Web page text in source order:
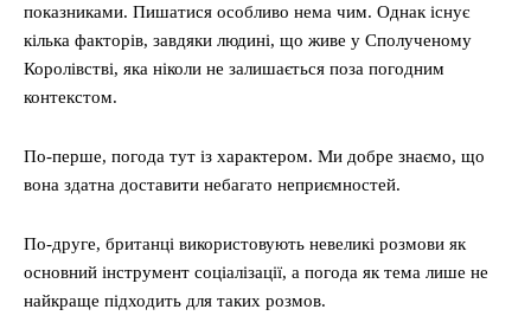
показниками. Пишатися особливо нема чим. Однак існує
кілька факторів, завдяки людині, що живе у Сполученому
Королівстві, яка ніколи не залишається поза погодним
контекстом.
По-перше, погода тут із характером. Ми добре знаємо, що
вона здатна доставити небагато неприємностей.
По-друге, британці використовують невеликі розмови як
основний інструмент соціалізації, а погода як тема лише не
найкраще підходить для таких розмов.